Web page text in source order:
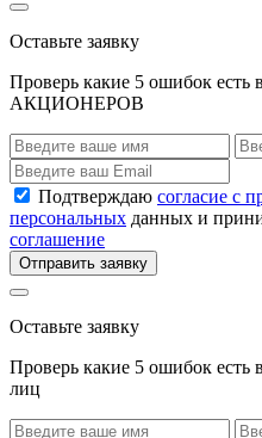
Оставьте заявку
Проверь какие 5 ошибок есть
АКЦИОНЕРОВ
Подтверждаю согласие с
персональных данных и
соглашение
Отправить заявку
Оставьте заявку
Проверь какие 5 ошибок
лиц